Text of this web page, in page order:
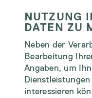
NUTZUNG
DATEN ZU
Neben der
Bearbeitung
Angaben, um
interessieren